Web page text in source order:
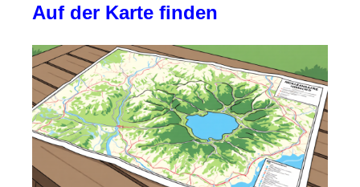
Auf der Karte finden